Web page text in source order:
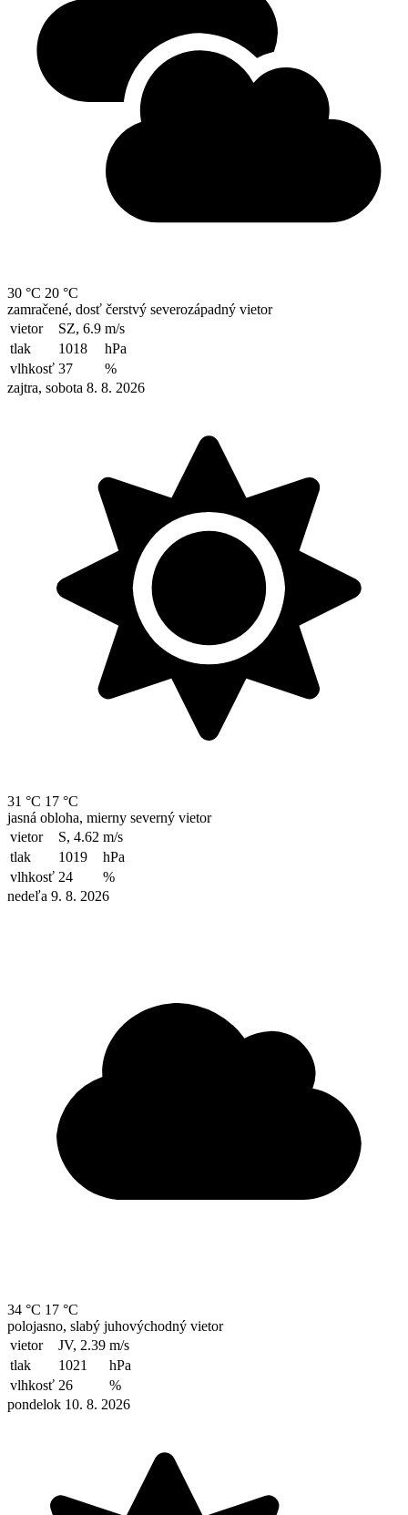
30 °C 20 °C
zamračené, dosť čerstvý severozápadný vietor
vietor
SZ, 6.9 m/s
tlak
1018
hPa
vlhkosť 37
%
zajtra, sobota 8. 8. 2026
31 °C 17 °C
jasná obloha, mierny severný vietor
vietor
S, 4.62 m/s
tlak
1019
hPa
vlhkosť 24
%
nedeľa 9. 8. 2026
34 °C 17 °C
polojasno, slabý juhovýchodný vietor
vietor
JV, 2.39 m/s
tlak
1021
hPa
vlhkosť 26
%
pondelok 10. 8. 2026